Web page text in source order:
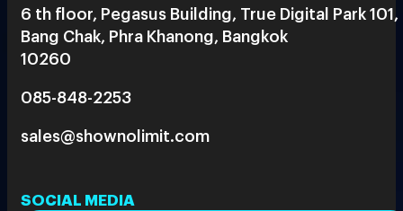
6 th floor, Pegasus Building, True Digital Park 101,
Bang Chak, Phra Khanong, Bangkok
10260
085-848-2253
sales@shownolimit.com
SOCIAL MEDIA